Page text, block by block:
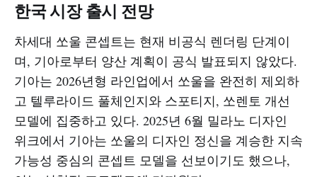
한국 시장 출시 전망
차세대 쏘울 콘셉트는 현재 비공식 렌더링 단계이
며, 기아로부터 양산 계획이 공식 발표되지 않았다.
기아는 2026년형 라인업에서 쏘울을 완전히 제외하
고 텔루라이드 풀체인지와 스포티지, 쏘렌토 개선
모델에 집중하고 있다. 2025년 6월 밀라노 디자인
위크에서 기아는 쏘울의 디자인 정신을 계승한 지속
가능성 중심의 콘셉트 모델을 선보이기도 했으나,